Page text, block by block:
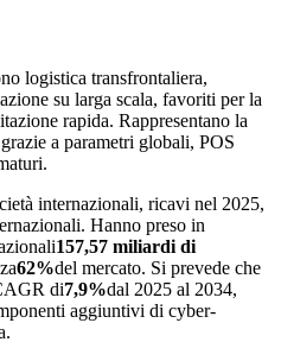
logistica transfrontaliera,
su larga scala, favoriti per la
rapida. Rappresentano la
a parametri globali, POS
internazionali, ricavi nel 2025,
Hanno preso in
157,57 miliardi di
62%del mercato. Si prevede che
di7,9%dal 2025 al 2034,
aggiuntivi di cyber-